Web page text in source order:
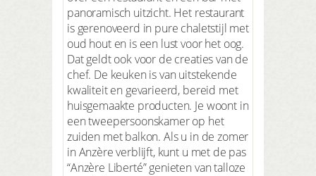
panoramisch uitzicht. Het restaurant
is gerenoveerd in pure chaletstijl met
oud hout en is een lust voor het oog.
Dat geldt ook voor de creaties van de
chef. De keuken is van uitstekende
kwaliteit en gevarieerd, bereid met
huisgemaakte producten. Je woont in
een tweepersoonskamer op het
zuiden met balkon. Als u in de zomer
in Anzère verblijft, kunt u met de pas
“Anzère Liberté” genieten van talloze